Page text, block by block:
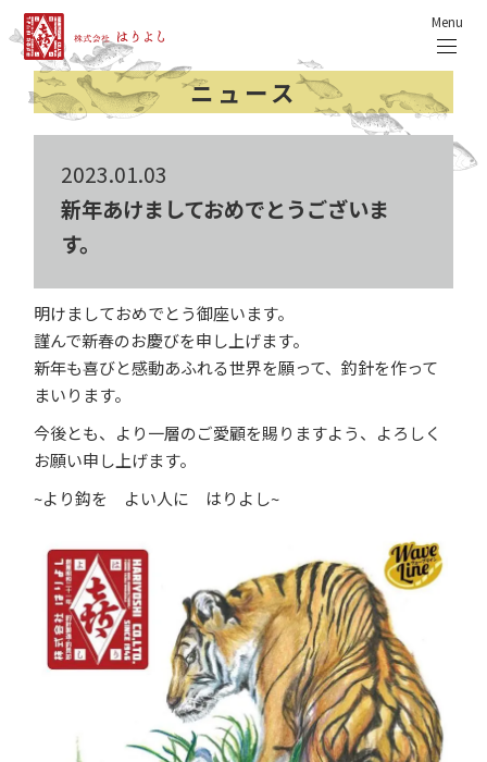
Menu
ニュース
2023.01.03
新年あけましておめでとうございま
す。
明けましておめでとう御座います。
謹んで新春のお慶びを申し上げます。
新年も喜びと感動あふれる世界を願って、釣針を作って
まいります。
今後とも、より一層のご愛顧を賜りますよう、よろしく
お願い申し上げます。
~より鈎を よい人に はりよし~